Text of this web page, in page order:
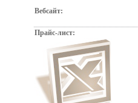
Вебсайт:
Прайс-лист: